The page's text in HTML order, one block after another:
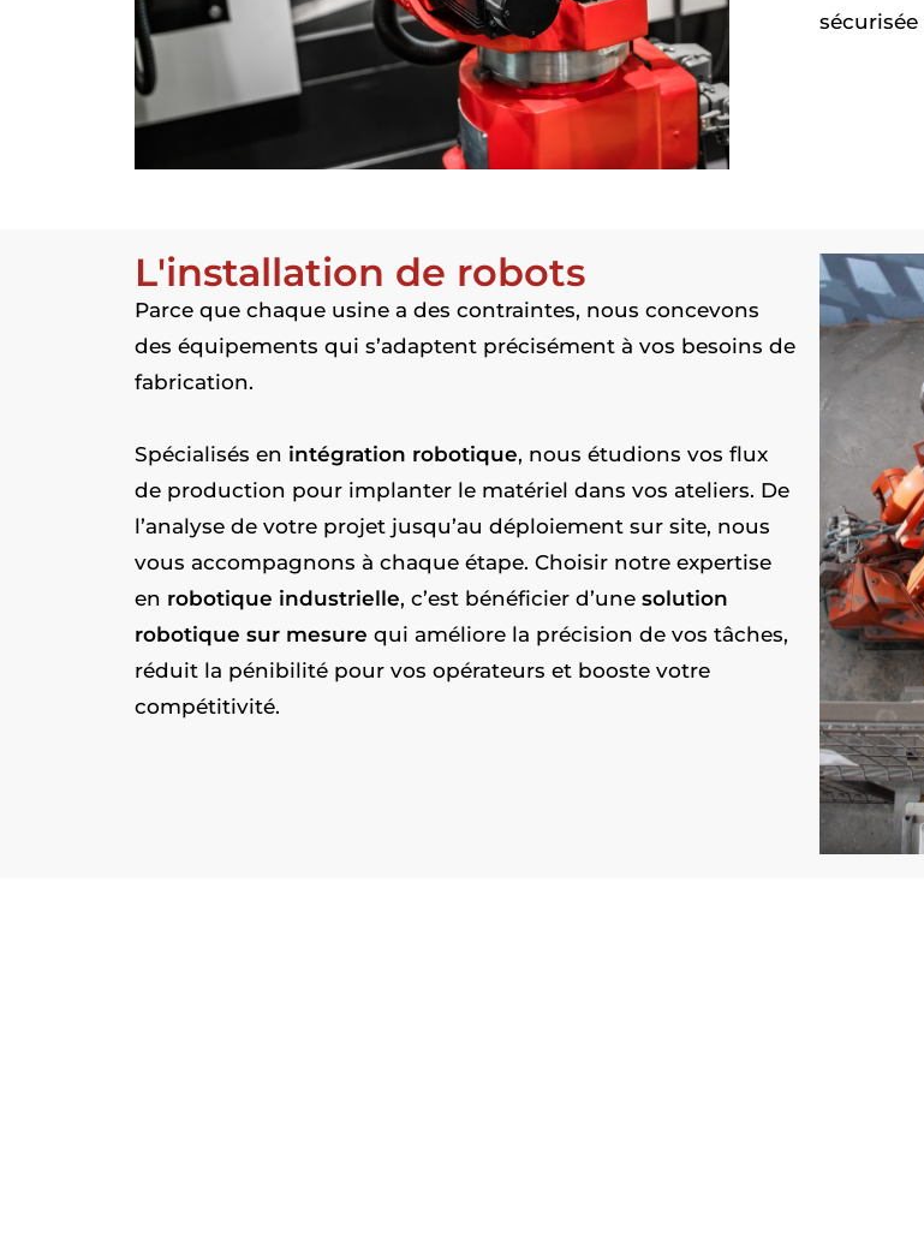
L'installation de robots
Parce que chaque usine a des contraintes, nous concevons
des équipements qui s’adaptent précisément à vos besoins de
fabrication.
Spécialisés en intégration robotique, nous étudions vos flux
de production pour implanter le matériel dans vos ateliers. De
l’analyse de votre projet jusqu’au déploiement sur site, nous
vous accompagnons à chaque étape. Choisir notre expertise
en robotique industrielle, c’est bénéficier d’une solution
robotique sur mesure qui améliore la précision de vos tâches,
réduit la pénibilité pour vos opérateurs et booste votre
compétitivité.